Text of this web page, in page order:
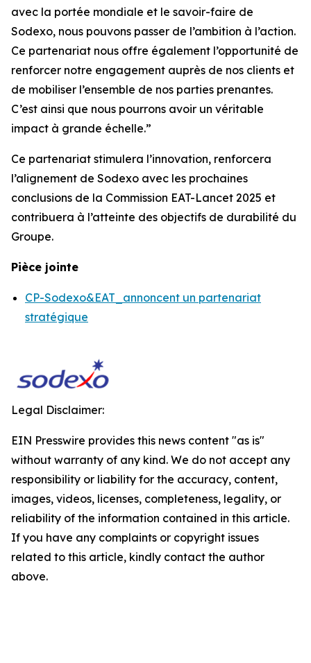
avec la portée mondiale et le savoir-faire de
Sodexo, nous pouvons passer de l’ambition à l’action.
Ce partenariat nous offre également l’opportunité de
renforcer notre engagement auprès de nos clients et
de mobiliser l’ensemble de nos parties prenantes.
C’est ainsi que nous pourrons avoir un véritable
impact à grande échelle.”
Ce partenariat stimulera l’innovation, renforcera
l’alignement de Sodexo avec les prochaines
conclusions de la Commission EAT-Lancet 2025 et
contribuera à l’atteinte des objectifs de durabilité du
Groupe.
Pièce jointe
CP-Sodexo&EAT_annoncent un partenariat
stratégique
Legal Disclaimer:
EIN Presswire provides this news content "as is"
without warranty of any kind. We do not accept any
responsibility or liability for the accuracy, content,
images, videos, licenses, completeness, legality, or
reliability of the information contained in this article.
If you have any complaints or copyright issues
related to this article, kindly contact the author
above.